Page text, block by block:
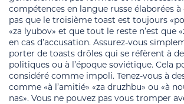
compétences en langue russe élaborées à
pas que le troisième toast est toujours
«za lyubov» et que tout le reste n’est que
en cas d’accusation. Assurez-vous
porter de toasts drôles qui se réfèrent à
politiques ou à l’époque soviétique. Cela
considéré comme impoli. Tenez-vous à
comme «à l’amitié» «za druzhbu» ou «à
nas». Vous ne pouvez pas vous tromper